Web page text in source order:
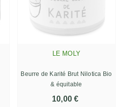
LE MOLY
Beurre de Karité Brut Nilotica Bio
& équitable
10,00 €